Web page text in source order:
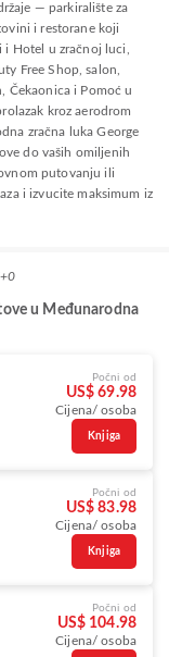
— parkiralište za
i restorane koji
Hotel u zračnoj luci,
Free Shop, salon,
Čekaonica i Pomoć u
kroz aerodrom
zračna luka George
do vaših omiljenih
putovanju ili
i izvucite maksimum iz
u Međunarodna
Počni od
US$ 69.98
Cijena/ osoba
Knjiga
Počni od
US$ 83.98
Cijena/ osoba
Knjiga
Počni od
US$ 104.98
Cijena/ osoba